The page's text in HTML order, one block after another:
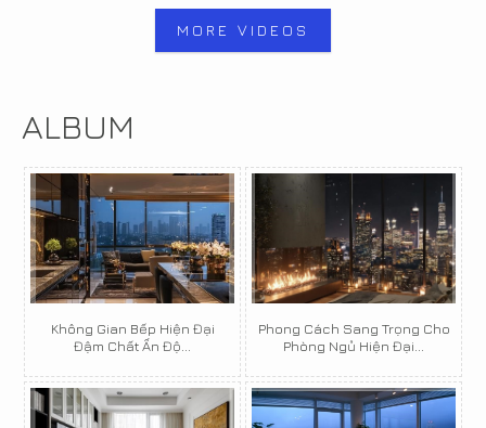
MORE VIDEOS
ALBUM
Không Gian Bếp Hiện Đại
Đậm Chất Ấn Độ...
Phong Cách Sang Trọng Cho
Phòng Ngủ Hiện Đại...